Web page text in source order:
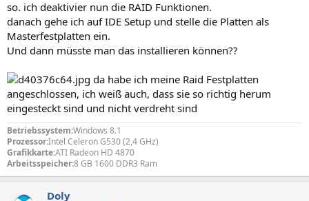
so. ich deaktivier nun die RAID Funktionen.
danach gehe ich auf IDE Setup und stelle die Platten als
Masterfestplatten ein.
Und dann müsste man das installieren können??
da habe ich meine Raid Festplatten
angeschlossen, ich weiß auch, dass sie so richtig herum
eingesteckt sind und nicht verdreht sind
Betriebssystem:Windows 8.1
Prozessor:Intel Celeron G530 (2,4 GHz)
Grafikkarte:ATI Radeon HD 4870
Arbeitsspeicher:8 GB 1600 DDR3 Ram
Doly